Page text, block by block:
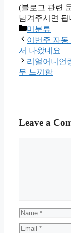
(블로그 관련
남겨주시면 됩
Categories
미분류
이번주 자동
서 나왔네요
리얼어니언
무 느끼함
Leave a
Name
Email